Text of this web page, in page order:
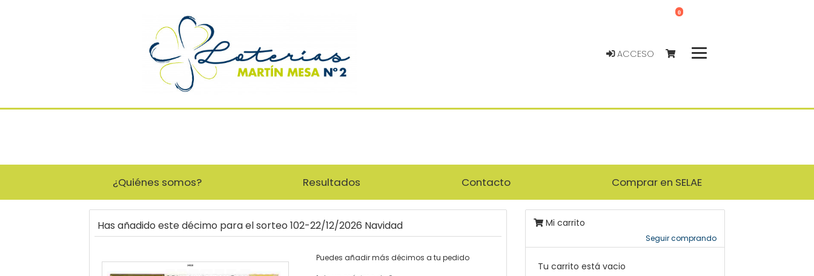
ACCESO
0
¿Quiénes somos? Resultados Contacto Comprar en SELAE
Has añadido este décimo para el sorteo 102-22/12/2026 Navidad
34828
Puedes añadir más décimos a tu pedido
Mi carrito
Seguir comprando
Tu carrito está vacio